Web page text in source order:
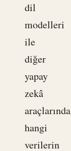
dil
modelleri
ile
diğer
yapay
zekâ
araçlarında
hangi
verilerin